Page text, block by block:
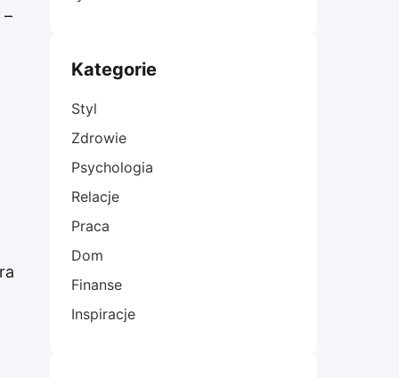
Kategorie
Styl
Zdrowie
Psychologia
Relacje
Praca
Dom
Finanse
Inspiracje